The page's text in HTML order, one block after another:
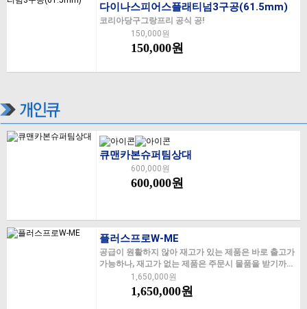
다이나스피어스플래티넘3구공(61.5mm)
코리아당구그랑프리 공식 공!
150,000원
150,000원
큐맨카본슈퍼팀상대
600,000원
600,000원
플러스프로W-ME
공급이 원활하지 않아 재고가 있는 제품은 바로 출고가
가능하나, 재고가 없는 제품은 주문시 물품을 받기까지
몇일~몇개월까지 소요될 수 있습니다. 구매하시기 전
전화문의 부탁드립니다.
1,650,000원
1,650,000원